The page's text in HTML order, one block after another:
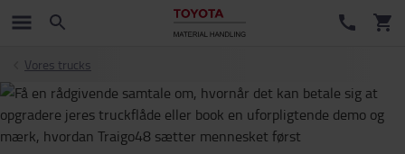
Vores trucks